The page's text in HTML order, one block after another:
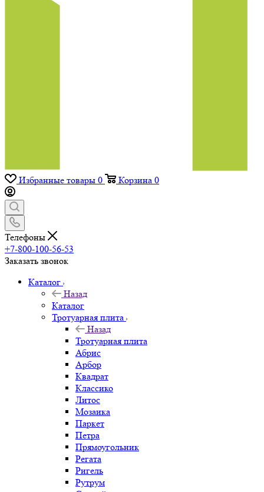
Избранные товары 0 Корзина 0
Телефоны
+7-800-100-56-53
Заказать звонок
Каталог
Назад
Каталог
Тротуарная плита
Назад
Тротуарная плита
Абрис
Арбор
Квадрат
Классико
Литос
Мозаика
Паркет
Петра
Прямоугольник
Регата
Ригель
Рутрум